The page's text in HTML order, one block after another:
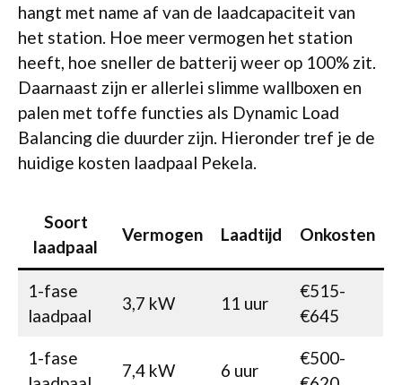
hangt met name af van de laadcapaciteit van
het station. Hoe meer vermogen het station
heeft, hoe sneller de batterij weer op 100% zit.
Daarnaast zijn er allerlei slimme wallboxen en
palen met toffe functies als Dynamic Load
Balancing die duurder zijn. Hieronder tref je de
huidige kosten laadpaal Pekela.
Soort
laadpaal
Vermogen Laadtijd Onkosten
1-fase
laadpaal
3,7 kW 11 uur
€515-
€645
1-fase
7,4 kW 6 uur
€500-